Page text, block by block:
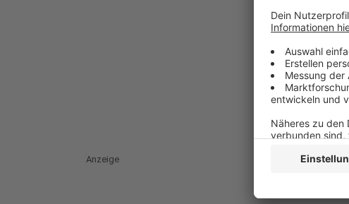
Anzeige